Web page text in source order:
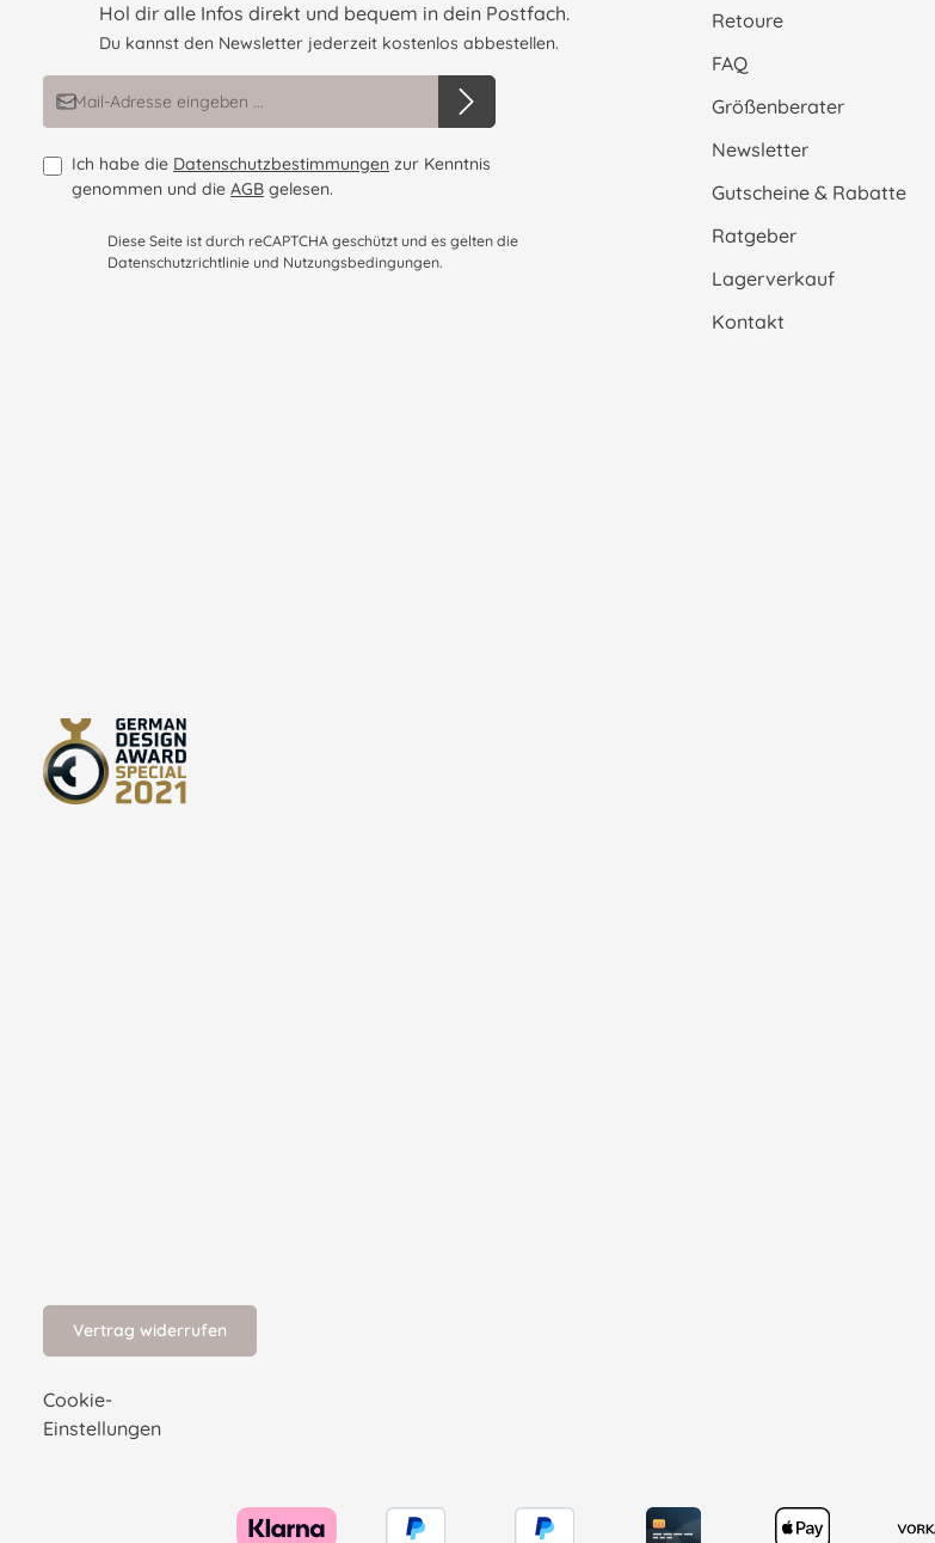
Hol dir alle Infos direkt und bequem in dein Postfach.
Du kannst den Newsletter jederzeit kostenlos abbestellen.
E-Mail-Adresse*
Ich habe die Datenschutzbestimmungen zur Kenntnis
genommen und die AGB gelesen.
Diese Seite ist durch reCAPTCHA geschützt und es gelten die
Datenschutzrichtlinie und Nutzungsbedingungen.
Retoure
FAQ
Größenberater
Newsletter
Gutscheine & Rabatte
Ratgeber
Lagerverkauf
Kontakt
Vertrag widerrufen
Cookie-
Einstellungen